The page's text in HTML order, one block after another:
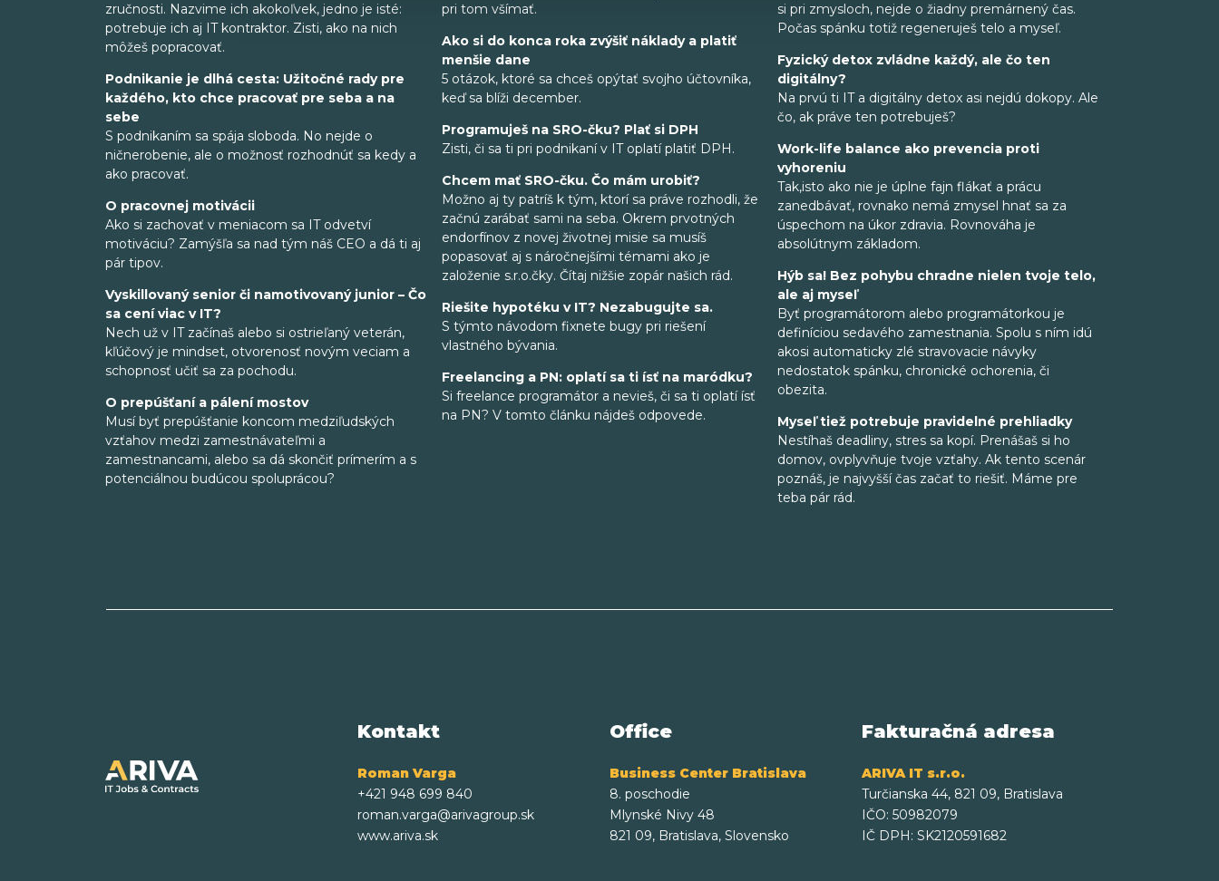
zručnosti. Nazvime ich akokoľvek, jedno je isté:
potrebuje ich aj IT kontraktor. Zisti, ako na nich
môžeš popracovať.
Podnikanie je dlhá cesta: Užitočné rady pre
každého, kto chce pracovať pre seba a na
sebe
S podnikaním sa spája sloboda. No nejde o
ničnerobenie, ale o možnosť rozhodnúť sa kedy a
ako pracovať.
O pracovnej motivácii
Ako si zachovať v meniacom sa IT odvetví
motiváciu? Zamýšľa sa nad tým náš CEO a dá ti aj
pár tipov.
Vyskillovaný senior či namotivovaný junior – Čo
sa cení viac v IT?
Nech už v IT začínaš alebo si ostrieľaný veterán,
kľúčový je mindset, otvorenosť novým veciam a
schopnosť učiť sa za pochodu.
O prepúšťaní a pálení mostov
Musí byť prepúšťanie koncom medziľudských
vzťahov medzi zamestnávateľmi a
zamestnancami, alebo sa dá skončiť prímerím a s
potenciálnou budúcou spoluprácou?
pri tom všímať.
Ako si do konca roka zvýšiť náklady a platiť
menšie dane
5 otázok, ktoré sa chceš opýtať svojho účtovníka,
keď sa blíži december.
Programuješ na SRO-čku? Plať si DPH
Zisti, či sa ti pri podnikaní v IT oplatí platiť DPH.
Chcem mať SRO-čku. Čo mám urobiť?
Možno aj ty patríš k tým, ktorí sa práve rozhodli, že
začnú zarábať sami na seba. Okrem prvotných
endorfínov z novej životnej misie sa musíš
popasovať aj s náročnejšími témami ako je
založenie s.r.o.čky. Čítaj nižšie zopár našich rád.
Riešite hypotéku v IT? Nezabugujte sa.
S týmto návodom fixnete bugy pri riešení
vlastného bývania.
Freelancing a PN: oplatí sa ti ísť na maródku?
Si freelance programátor a nevieš, či sa ti oplatí ísť
na PN? V tomto článku nájdeš odpovede.
si pri zmysloch, nejde o žiadny premárnený čas.
Počas spánku totiž regeneruješ telo a myseľ.
Fyzický detox zvládne každý, ale čo ten
digitálny?
Na prvú ti IT a digitálny detox asi nejdú dokopy. Ale
čo, ak práve ten potrebuješ?
Work-life balance ako prevencia proti
vyhoreniu
Tak,isto ako nie je úplne fajn flákať a prácu
zanedbávať, rovnako nemá zmysel hnať sa za
úspechom na úkor zdravia. Rovnováha je
absolútnym základom.
Hýb sa! Bez pohybu chradne nielen tvoje telo,
ale aj myseľ
Byť programátorom alebo programátorkou je
definíciou sedavého zamestnania. Spolu s ním idú
akosi automaticky zlé stravovacie návyky
nedostatok spánku, chronické ochorenia, či
obezita.
Myseľ tiež potrebuje pravidelné prehliadky
Nestíhaš deadliny, stres sa kopí. Prenášaš si ho
domov, ovplyvňuje tvoje vzťahy. Ak tento scenár
poznáš, je najvyšší čas začať to riešiť. Máme pre
teba pár rád.
Kontakt
Roman Varga
+421 948 699 840
roman.varga@arivagroup.sk
www.ariva.sk
Office
Business Center Bratislava
8. poschodie
Mlynské Nivy 48
821 09, Bratislava, Slovensko
Fakturačná adresa
ARIVA IT s.r.o.
Turčianska 44, 821 09, Bratislava
IČO: 50982079
IČ DPH: SK2120591682